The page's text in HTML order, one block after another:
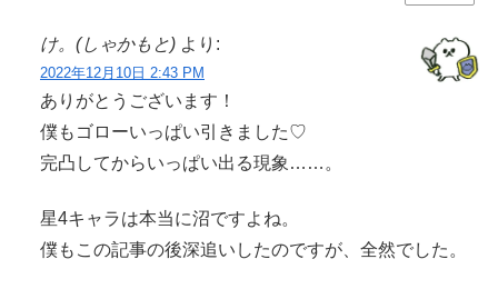
け。(しゃかもと) より:
2022年12月10日 2:43 PM
ありがとうございます！
僕もゴローいっぱい引きました♡
完凸してからいっぱい出る現象……。
星4キャラは本当に沼ですよね。
僕もこの記事の後深追いしたのですが、全然でした。